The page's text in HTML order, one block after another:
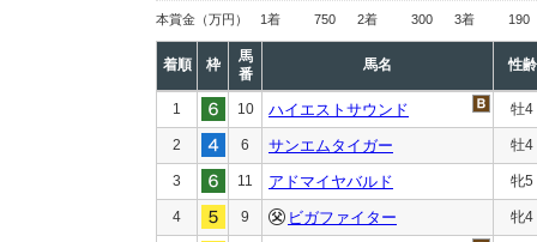
本賞金 （万円） 1着 750 2着 300 3着 190
着順 枠
馬
番
馬名 性齢
1 10 ハイエストサウンド 牡4
2 6 サンエムタイガー 牡4
3 11 アドマイヤバルド 牝5
4 9 ビガファイター 牝4